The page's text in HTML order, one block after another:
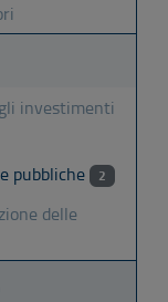
investimenti
pubbliche
2
delle